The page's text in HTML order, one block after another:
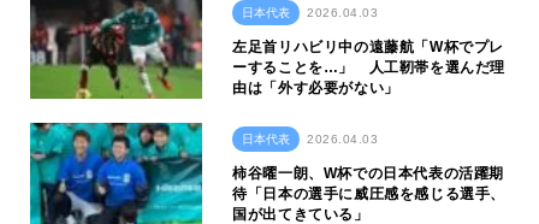
日本代表 2026.04.03
左足首リハビリ中の遠藤航「W杯でプレ
ーすることを…」 人工靭帯を選んだ理
由は「外す必要がない」
日本代表 2026.04.03
柿谷曜一朗、W杯での日本代表の活躍期
待「日本の選手に威圧感を感じる選手、
国が出てきている」